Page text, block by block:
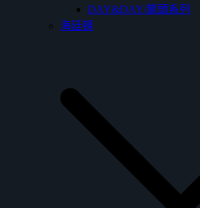
DAY&DAY/龍頭系列
海廷頓